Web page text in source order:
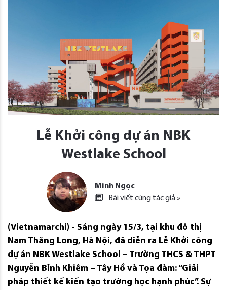
Lễ Khởi công dự án NBK
Westlake School
Minh Ngọc
Bài viết cùng tác giả »
(Vietnamarchi) - Sáng ngày 15/3, tại khu đô thị
Nam Thăng Long, Hà Nội, đã diễn ra Lễ Khởi công
dự án NBK Westlake School – Trường THCS & THPT
Nguyễn Bỉnh Khiêm – Tây Hồ và Tọa đàm: “Giải
pháp thiết kế kiến tạo trường học hạnh phúc”. Sự